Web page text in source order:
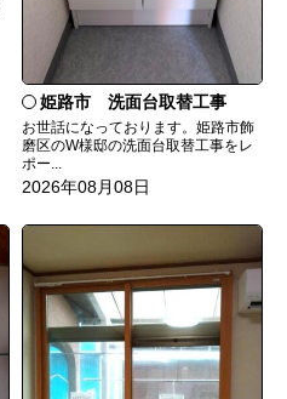
姫路市 洗面台取替工事
お世話になっております。姫路市飾
磨区のW様邸の洗面台取替工事をレ
ポー...
2026年08月08日